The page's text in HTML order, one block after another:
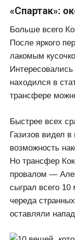
«Спартак»:
Больше всего
После яркого
лакомым
находился в
трансфере
Быстрее всех
Газизов видел
возможность
Но трансфер
провалом —
сыграл всего
череда
оставляли